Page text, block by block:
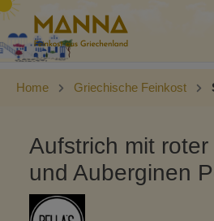
Home Griechische Feinkost
Aufstrich mit
und Auberginen